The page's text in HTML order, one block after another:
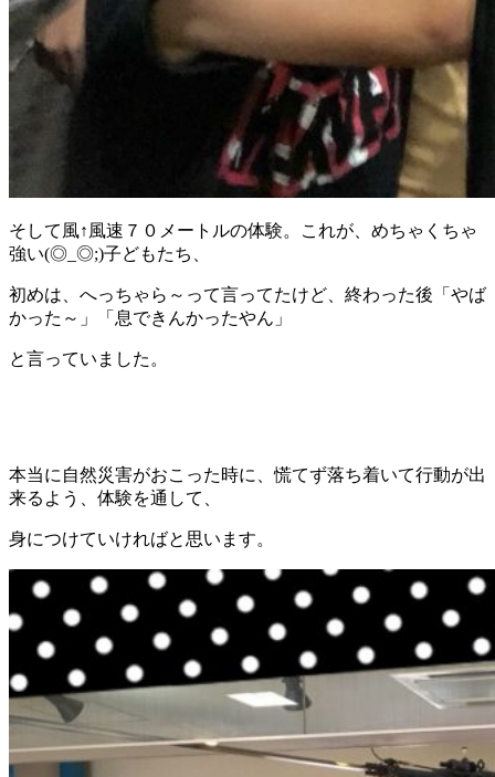
そして風↑風速７０メートルの体験。これが、めちゃくちゃ
強い(◎_◎;)子どもたち、
初めは、へっちゃら～って言ってたけど、終わった後「やば
かった～」「息できんかったやん」
と言っていました。
本当に自然災害がおこった時に、慌てず落ち着いて行動が出
来るよう、体験を通して、
身につけていければと思います。